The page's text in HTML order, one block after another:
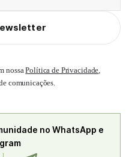
nossaPolítica de Privacidade,
comunicações.
no WhatsApp e